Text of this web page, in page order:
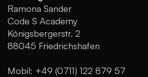
Ramona Sander
Code S Academy
Königsbergerstr. 2
88045 Friedrichshafen
Mobil: +49 (0711) 122 879 57